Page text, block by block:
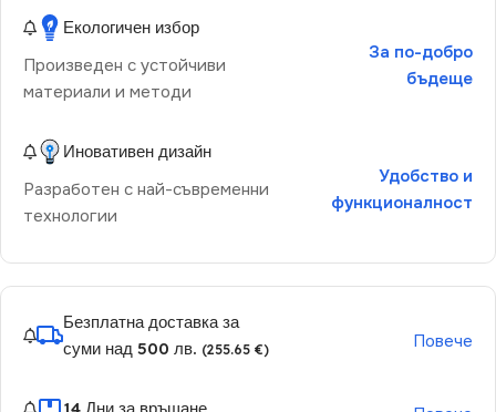
Екологичен избор
Произведен с устойчиви
материали и методи
За по-добро
бъдеще
Иновативен дизайн
Разработен с най-съвременни
технологии
Удобство и
функционалност
Безплатна доставка за
суми над 500 лв. (255.65 €) Повече